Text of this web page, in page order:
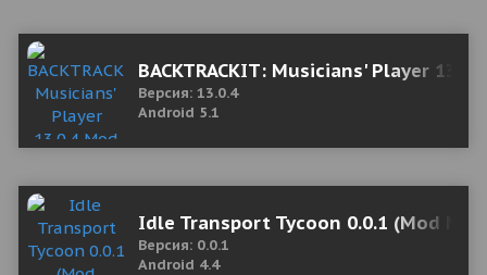
BACKTRACKIT: Musicians' Player
Версия: 13.0.4
Android 5.1
Idle Transport Tycoon 0.0.1 (Mod
Версия: 0.0.1
Android 4.4